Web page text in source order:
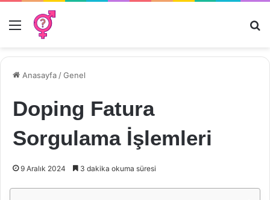
Menü
Anasayfa /Genel
Doping Fatura
Sorgulama İşlemleri
9 Aralık 2024 3 dakika okuma süresi